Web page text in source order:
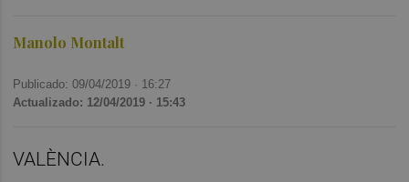
Manolo Montalt
Publicado: 09/04/2019 · 16:27
Actualizado: 12/04/2019 · 15:43
VALÈNCIA.